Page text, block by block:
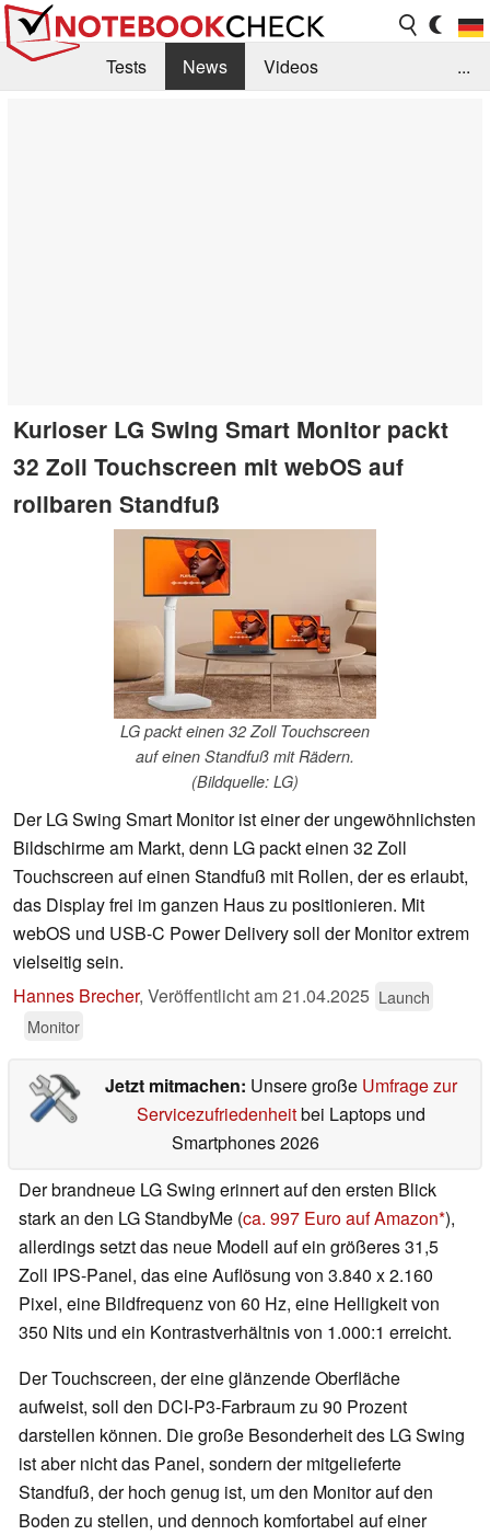
Tests News
Videos
...
Kurioser LG Swing Smart Monitor packt
32 Zoll Touchscreen mit webOS auf
rollbaren Standfuß
LG packt einen 32 Zoll Touchscreen
auf einen Standfuß mit Rädern.
(Bildquelle: LG)
Der LG Swing Smart Monitor ist einer der ungewöhnlichsten
Bildschirme am Markt, denn LG packt einen 32 Zoll
Touchscreen auf einen Standfuß mit Rollen, der es erlaubt,
das Display frei im ganzen Haus zu positionieren. Mit
webOS und USB-C Power Delivery soll der Monitor extrem
vielseitig sein.
Hannes Brecher, Veröffentlicht am21.04.2025 Launch
Monitor
Jetzt mitmachen: Unsere große Umfrage zur
Servicezufriedenheitbei Laptops und
Smartphones 2026
Der brandneue LG Swing erinnert auf den ersten Blick
stark an den LG StandbyMe (ca. 997 Euro auf Amazon ),
allerdings setzt das neue Modell auf ein größeres 31,5
Zoll IPS-Panel, das eine Auflösung von 3.840 x 2.160
Pixel, eine Bildfrequenz von 60 Hz, eine Helligkeit von
350 Nits und ein Kontrastverhältnis von 1.000:1 erreicht.
Der Touchscreen, der eine glänzende Oberfläche
aufweist, soll den DCI-P3-Farbraum zu 90 Prozent
darstellen können. Die große Besonderheit des LG Swing
ist aber nicht das Panel, sondern der mitgelieferte
Standfuß, der hoch genug ist, um den Monitor auf den
Boden zu stellen, und dennoch komfortabel auf einer